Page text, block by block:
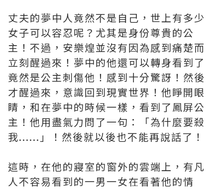
丈夫的夢中人竟然不是自己，世上有多少
女子可以容忍呢？尤其是身份尊貴的公
主！不過，安樂煌並沒有因為感到痛楚而
立刻醒過來！夢中的他還可以轉身看到了
竟然是公主刺傷他！感到十分驚訝！然後
才醒過來，意識回到現實世界！他睜開眼
睛，和在夢中的時候一樣，看到了鳳屏公
主！他用盡氣力問了一句：「為什麼要殺
我......」！然後就以後也不能再說話了！
這時，在他的寢室的窗外的雲端上，有凡
人不容易看到的一男一女在看著他的情